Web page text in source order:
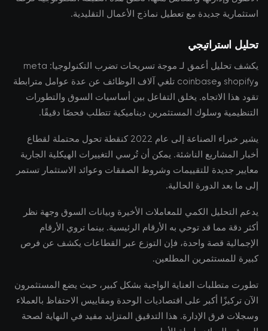
استثمارية جديدة مع تعطيل نماذج الأعمال التقليدية.
تحليل استراتيجي
يكشف تحليل أعمق لـ موجة تسريحات تضرب التكنولوجيا: meta
وshopify وcoinbase تلغي آلاف الوظائف عن عدة عوامل مترابطة
تقود هذا الاتجاه. يخلق التفاعل بين أساسيات السوق والتطورات
التنظيمية وسلوك المستثمرين ديناميكية تتطلب فحصًا دقيقًا.
يشير خبراء الصناعة إلى عام 2022 كنقطة تحول محتملة لقطاع
أخبار المشاريع الناشئة. يمكن أن تُرسي التغييرات الهيكلية الجارية
معايير جديدة للتقييمات وشروط الصفقات وعوائد الاستثمار تستمر
إلى ما بعد الدورة الحالية.
يدعم التحليل الكمي للمعاملات الأخيرة وبيانات السوق وجهة نظر
أكثر دقة مما قد توحي به الأرقام الرئيسية. بينما تروي الأرقام
الإجمالية قصة واحدة، فإن التوزع عبر القطاعات يكشف عن فرص
كبيرة للمستثمرين المطلعين.
تطورت متطلبات العناية الواجبة بشكل كبير، حيث يضع المستثمرون
الآن تركيزًا أكبر على اقتصاديات الوحدة ومقاييس الاحتفاظ بالعملاء
وسجلات فرق الإدارة. هذا التدقيق المتزايد مفيد في النهاية لصحة